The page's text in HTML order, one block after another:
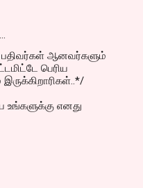
பதிவர்கள் ஆனவர்களும்
பெரிய
எனது